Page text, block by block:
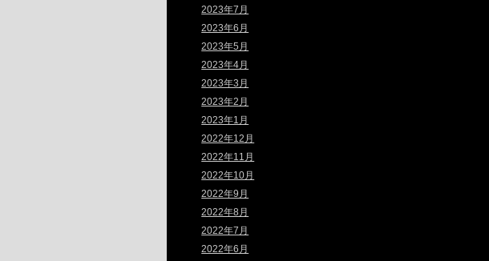
2023年7月
2023年6月
2023年5月
2023年4月
2023年3月
2023年2月
2023年1月
2022年12月
2022年11月
2022年10月
2022年9月
2022年8月
2022年7月
2022年6月